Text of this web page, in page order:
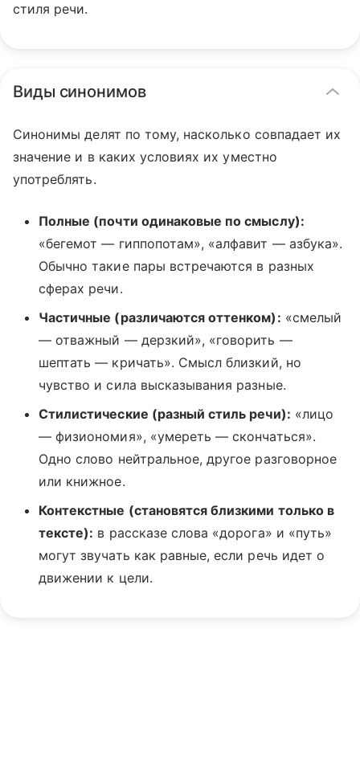
стиля речи.
Виды синонимов
Синонимы делят по тому, насколько совпадает их
значение и в каких условиях их уместно
употреблять.
Полные (почти одинаковые по смыслу):
«бегемот — гиппопотам», «алфавит — азбука».
Обычно такие пары встречаются в разных
сферах речи.
Частичные (различаются оттенком): «смелый
— отважный — дерзкий», «говорить —
шептать — кричать». Смысл близкий, но
чувство и сила высказывания разные.
Стилистические (разный стиль речи): «лицо
— физиономия», «умереть — скончаться».
Одно слово нейтральное, другое разговорное
или книжное.
Контекстные (становятся близкими только в
тексте): в рассказе слова «дорога» и «путь»
могут звучать как равные, если речь идет о
движении к цели.